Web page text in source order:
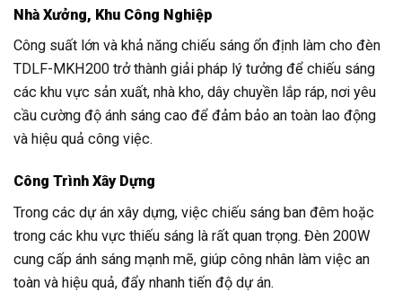
Nhà Xưởng, Khu Công Nghiệp
Công suất lớn và khả năng chiếu sáng ổn định làm cho đèn
TDLF-MKH200 trở thành giải pháp lý tưởng để chiếu sáng
các khu vực sản xuất, nhà kho, dây chuyền lắp ráp, nơi yêu
cầu cường độ ánh sáng cao để đảm bảo an toàn lao động
và hiệu quả công việc.
Công Trình Xây Dựng
Trong các dự án xây dựng, việc chiếu sáng ban đêm hoặc
trong các khu vực thiếu sáng là rất quan trọng. Đèn 200W
cung cấp ánh sáng mạnh mẽ, giúp công nhân làm việc an
toàn và hiệu quả, đẩy nhanh tiến độ dự án.